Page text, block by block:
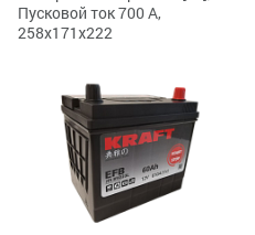
Пусковой ток 700 А,
258x171x222